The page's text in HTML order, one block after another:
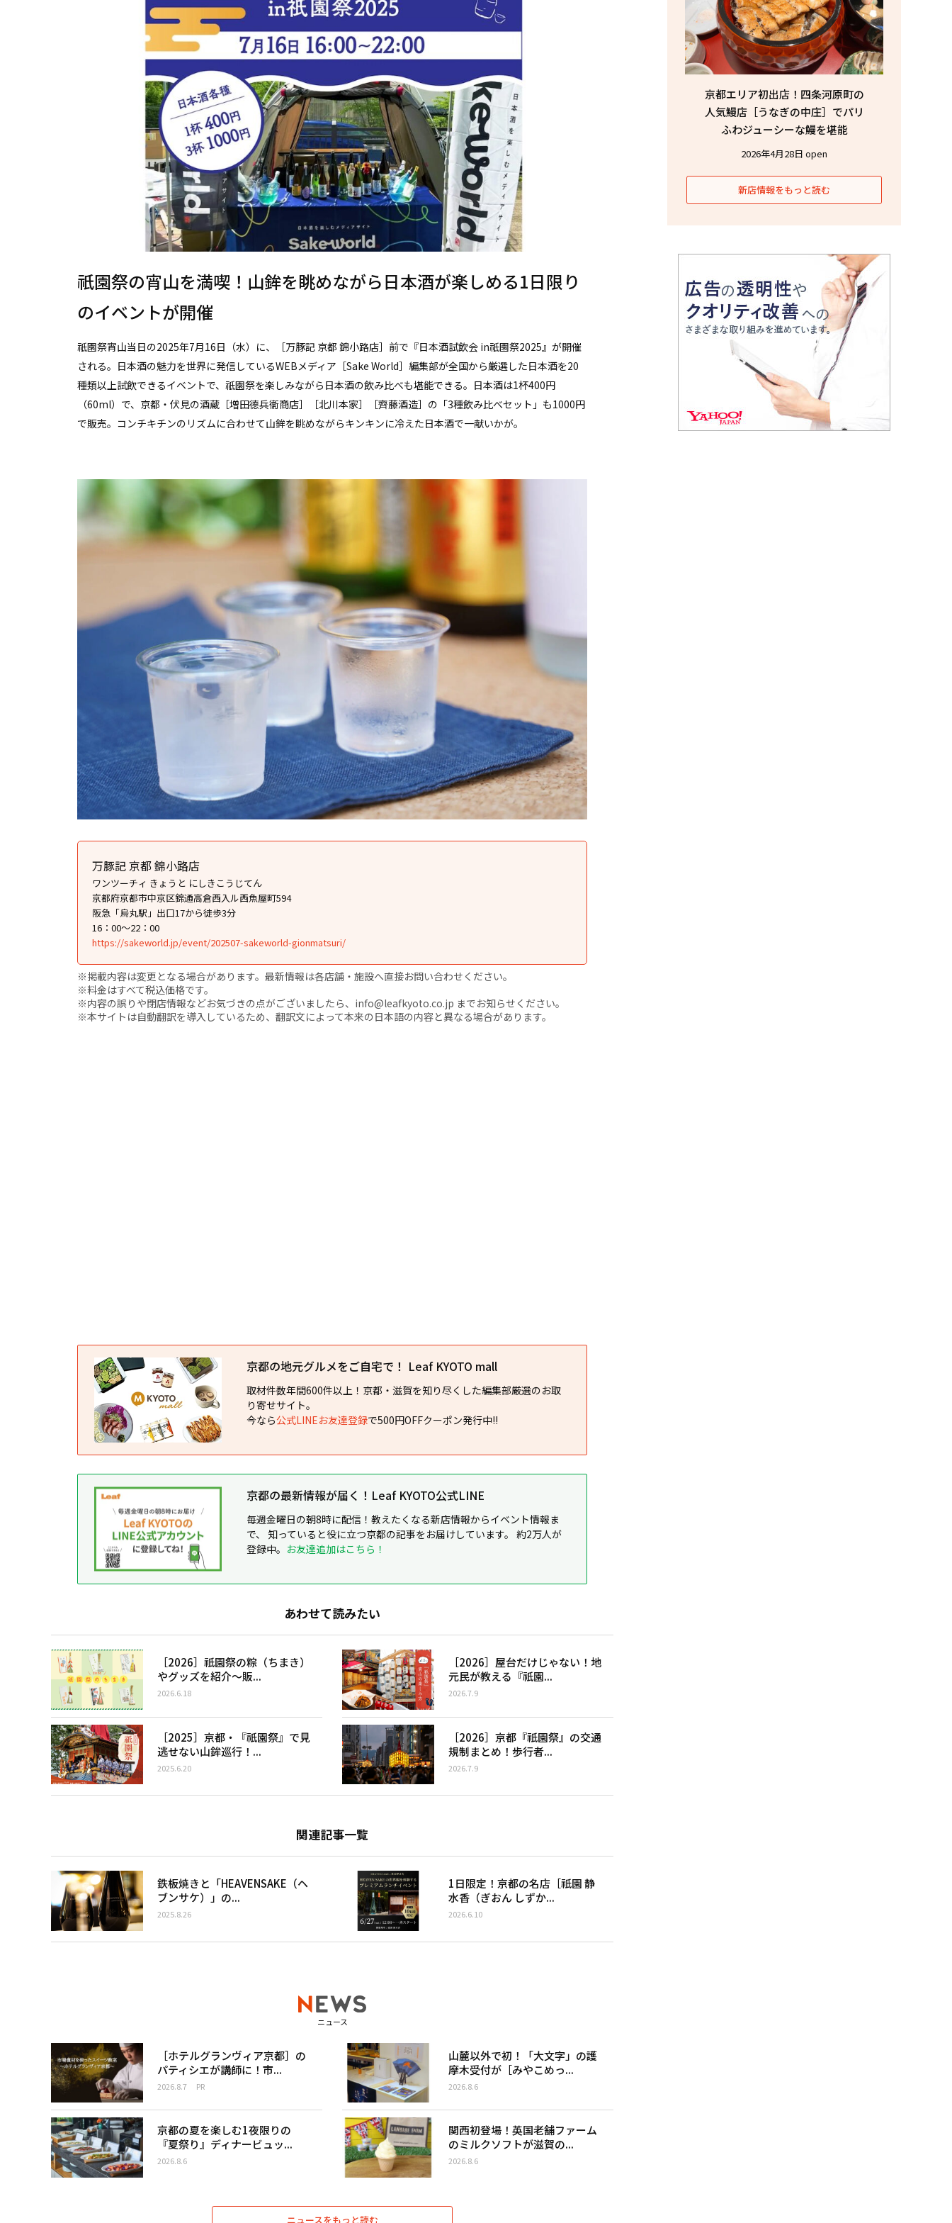
祇園祭の宵山を満喫！山鉾を眺めながら日本酒が楽しめる1日限り
のイベントが開催
祇園祭宵山当日の2025年7月16日（水）に、［万豚記 京都 錦小路店］前で『日本酒試飲会 in祇園祭2025』が開催
される。日本酒の魅力を世界に発信しているWEBメディア［Sake World］編集部が全国から厳選した日本酒を20
種類以上試飲できるイベントで、祇園祭を楽しみながら日本酒の飲み比べも堪能できる。日本酒は1杯400円
（60ml）で、京都・伏見の酒蔵［増田德兵衞商店］［北川本家］［齊藤酒造］の「3種飲み比べセット」も1000円
で販売。コンチキチンのリズムに合わせて山鉾を眺めながらキンキンに冷えた日本酒で一献いかが。
万豚記 京都 錦小路店
ワンツーチィ きょうと にしきこうじてん
京都府京都市中京区錦通高倉西入ル西魚屋町594
阪急「烏丸駅」出口17から徒歩3分
16：00〜22：00
https://sakeworld.jp/event/202507-sakeworld-gionmatsuri/
※掲載内容は変更となる場合があります。最新情報は各店舗・施設へ直接お問い合わせください。
※料金はすべて税込価格です。
※内容の誤りや閉店情報などお気づきの点がございましたら、info@leafkyoto.co.jp までお知らせください。
※本サイトは自動翻訳を導入しているため、翻訳文によって本来の日本語の内容と異なる場合があります。
京都の地元グルメをご自宅で！ Leaf KYOTO mall
取材件数年間600件以上！京都・滋賀を知り尽くした編集部厳選のお取
り寄せサイト。
今なら公式LINEお友達登録で500円OFFクーポン発行中!!
京都の最新情報が届く！Leaf KYOTO公式LINE
毎週金曜日の朝8時に配信！教えたくなる新店情報からイベント情報ま
で、 知っていると役に立つ京都の記事をお届けしています。 約2万人が
登録中。 お友達追加はこちら！
あわせて読みたい
［2026］祇園祭の粽（ちまき）
やグッズを紹介〜販...
2026.6.18
［2026］屋台だけじゃない！地
元民が教える『祇園...
2026.7.9
［2025］京都・『祇園祭』で見
逃せない山鉾巡行！...
2025.6.20
［2026］京都『祇園祭』の交通
規制まとめ！歩行者...
2026.7.9
関連記事一覧
鉄板焼きと「HEAVENSAKE（ヘ
ブンサケ）」の...
2025.8.26
1日限定！京都の名店［祇園 静
水香（ぎおん しずか...
2026.6.10
ニュース
［ホテルグランヴィア京都］の
パティシエが講師に！市...
2026.8.7 PR
山麓以外で初！「大文字」の護
摩木受付が［みやこめっ...
2026.8.6
京都の夏を楽しむ1夜限りの
『夏祭り』ディナービュッ...
2026.8.6
関西初登場！英国老舗ファーム
のミルクソフトが滋賀の...
2026.8.6
ニュースをもっと読む
京都エリア初出店！四条河原町の
人気鰻店［うなぎの中庄］でパリ
ふわジューシーな鰻を堪能
2026年4月28日 open
新店情報をもっと読む